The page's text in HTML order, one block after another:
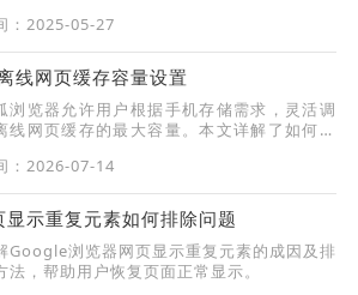
：2025-05-27
线网页缓存容量设置
浏览器允许用户根据手机存储需求，灵活调
线网页缓存的最大容量。本文详解了如何在
验的同时，有效释放手机内存，避免缓存过
致卡顿。
：2026-07-14
示重复元素如何排除问题
Google浏览器网页显示重复元素的成因及排
法，帮助用户恢复页面正常显示。